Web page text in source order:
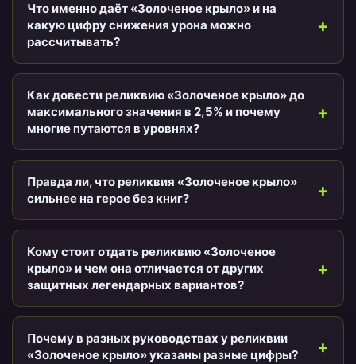
Что именно даёт «Золоченое крыло» и на
какую цифру снижения урона можно
рассчитывать?
Как довести реликвию «Золоченое крыло» до
максимального значения в 2,5% и почему
многие путаются в уровнях?
Правда ли, что реликвия «Золоченое крыло»
сильнее на герое без книг?
Кому стоит отдать реликвию «Золоченое
крыло» и чем она отличается от других
защитных легендарных вариантов?
Почему в разных руководствах у реликвии
«Золоченое крыло» указаны разные цифры?